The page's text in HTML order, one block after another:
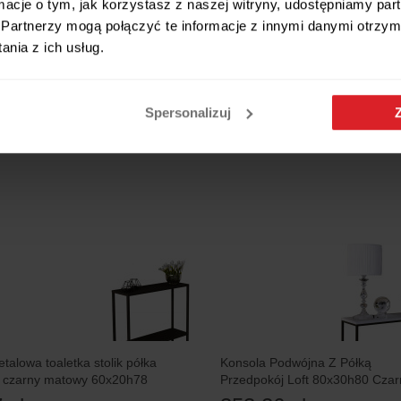
o tym, jak korzystasz z naszej witryny, udostępniamy
mogą połączyć te informacje z innymi danymi
z ich usług.
Spersonalizuj
Loft 60x20h80 Czarna+Blat
Nowoczesna Konsola Toaletka
Przedpokój Loft 80x30x80
toaletka stolik półka
matowy 60x20h78
Konsola Podwójna Z Półką
Przedpokój Loft 80x30h80
Beton Jasny